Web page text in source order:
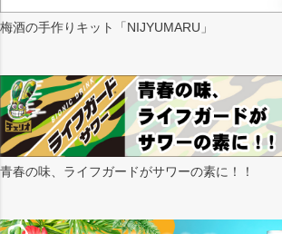
梅酒の手作りキット「NIJYUMARU」
青春の味、ライフガードがサワーの素に！！